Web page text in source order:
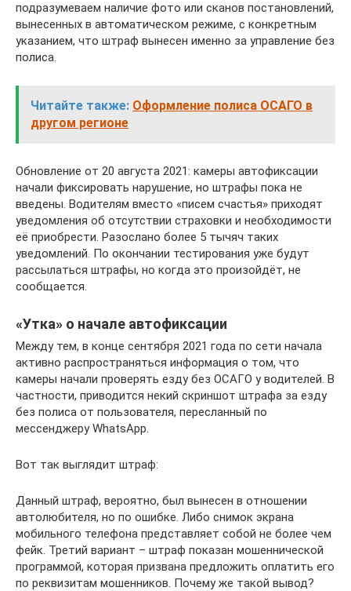
подразумеваем наличие фото или сканов постановлений,
вынесенных в автоматическом режиме, с конкретным
указанием, что штраф вынесен именно за управление без
полиса.
Читайте также: Оформление полиса ОСАГО в
другом регионе
Обновление от 20 августа 2021: камеры автофиксации
начали фиксировать нарушение, но штрафы пока не
введены. Водителям вместо «писем счастья» приходят
уведомления об отсутствии страховки и необходимости
её приобрести. Разослано более 5 тычяч таких
уведомлений. По окончании тестирования уже будут
рассылаться штрафы, но когда это произойдёт, не
сообщается.
«Утка» о начале автофиксации
Между тем, в конце сентября 2021 года по сети начала
активно распространяться информация о том, что
камеры начали проверять езду без ОСАГО у водителей. В
частности, приводится некий скриншот штрафа за езду
без полиса от пользователя, пересланный по
мессенджеру WhatsApp.
Вот так выглядит штраф:
Данный штраф, вероятно, был вынесен в отношении
автолюбителя, но по ошибке. Либо снимок экрана
мобильного телефона представляет собой не более чем
фейк. Третий вариант – штраф показан мошеннической
программой, которая призвана предложить оплатить его
по реквизитам мошенников. Почему же такой вывод?